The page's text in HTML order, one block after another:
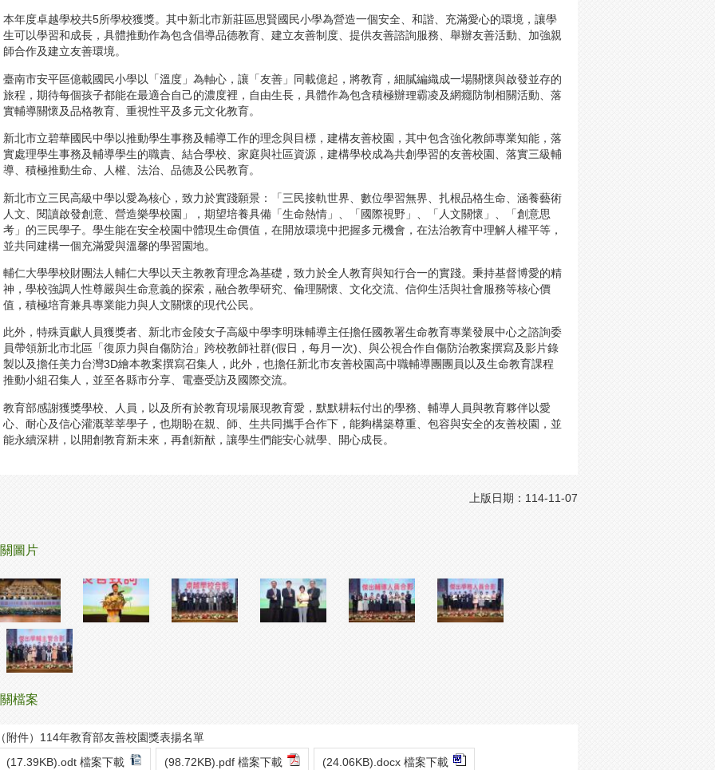
本年度卓越學校共5所學校獲獎。其中新北市新莊區思賢國民小學為營造一個安全、和諧、充滿愛心的環境，讓學
生可以學習和成長，具體推動作為包含倡導品德教育、建立友善制度、提供友善諮詢服務、舉辦友善活動、加強親
師合作及建立友善環境。
臺南市安平區億載國民小學以「溫度」為軸心，讓「友善」同載億起，將教育，細膩編織成一場關懷與啟發並存的
旅程，期待每個孩子都能在最適合自己的濃度裡，自由生長，具體作為包含積極辦理霸凌及網癮防制相關活動、落
實輔導關懷及品格教育、重視性平及多元文化教育。
新北市立碧華國民中學以推動學生事務及輔導工作的理念與目標，建構友善校園，其中包含強化教師專業知能，落
實處理學生事務及輔導學生的職責、結合學校、家庭與社區資源，建構學校成為共創學習的友善校園、落實三級輔
導、積極推動生命、人權、法治、品德及公民教育。
新北市立三民高級中學以愛為核心，致力於實踐願景：「三民接軌世界、數位學習無界、扎根品格生命、涵養藝術
人文、閱讀啟發創意、營造樂學校園」，期望培養具備「生命熱情」、「國際視野」、「人文關懷」、「創意思
考」的三民學子。學生能在安全校園中體現生命價值，在開放環境中把握多元機會，在法治教育中理解人權平等，
並共同建構一個充滿愛與溫馨的學習園地。
輔仁大學學校財團法人輔仁大學以天主教教育理念為基礎，致力於全人教育與知行合一的實踐。秉持基督博愛的精
神，學校強調人性尊嚴與生命意義的探索，融合教學研究、倫理關懷、文化交流、信仰生活與社會服務等核心價
值，積極培育兼具專業能力與人文關懷的現代公民。
此外，特殊貢獻人員獲獎者、新北市金陵女子高級中學李明珠輔導主任擔任國教署生命教育專業發展中心之諮詢委
員帶領新北市北區「復原力與自傷防治」跨校教師社群(假日，每月一次)、與公視合作自傷防治教案撰寫及影片錄
製以及擔任美力台灣3D繪本教案撰寫召集人，此外，也擔任新北市友善校園高中職輔導團團員以及生命教育課程
推動小組召集人，並至各縣市分享、電臺受訪及國際交流。
教育部感謝獲獎學校、人員，以及所有於教育現場展現教育愛，默默耕耘付出的學務、輔導人員與教育夥伴以愛
心、耐心及信心灌溉莘莘學子，也期盼在親、師、生共同攜手合作下，能夠構築尊重、包容與安全的友善校園，並
能永續深耕，以開創教育新未來，再創新猷，讓學生們能安心就學、開心成長。
上版日期：114-11-07
圖片
檔案
附件）114年教育部友善校園獎表揚名單
(17.39KB).odt 檔案下載
(98.72KB).pdf 檔案下載 (24.06KB).docx 檔案下載